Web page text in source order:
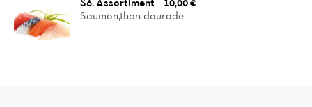
Saumon,thon daurade